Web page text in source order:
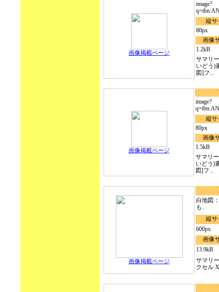
画像掲載ページ
image?
縦サ
80px
画像
1.2kB
サマリ
いどう)
図]フ...
画像掲載ページ
image?
縦サ
80px
画像
1.5kB
サマリ
いどう)
図]フ...
画像掲載ページ
白地図
も、
縦サ
600px
画像
13.9kB
サマリ
クセル